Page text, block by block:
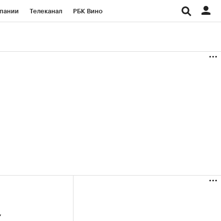
Телеканал РБК Вино